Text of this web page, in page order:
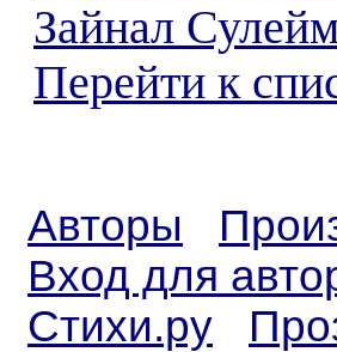
Зайнал
Перейти к
Авторы
Вход для
Стихи.ру